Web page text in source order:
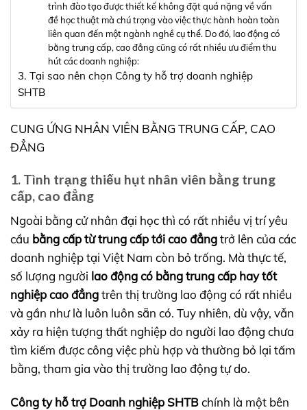
trình đào tạo được thiết kế không đặt quá nặng về vấn
đề học thuật mà chú trọng vào việc thực hành hoàn toàn
liên quan đến một ngành nghề cụ thể. Do đó, lao động có
bằng trung cấp, cao đẳng cũng có rất nhiều ưu điểm thu
hút các doanh nghiệp:
3. Tại sao nên chọn Công ty hỗ trợ doanh nghiệp
SHTB
CUNG ỨNG NHÂN VIÊN BẰNG TRUNG CẤP, CAO
ĐẲNG
1. Tình trạng thiếu hụt nhân viên bằng trung
cấp, cao đẳng
Ngoài bằng cử nhân đại học thì có rất nhiều vị trí yêu
cầu bằng cấp từ trung cấp tới cao đẳngtrở lên của các
doanh nghiệp tại Việt Nam còn bỏ trống. Mà thực tế,
số lượng người lao động có bằng trung cấp hay tốt
nghiệp cao đẳngtrên thị trường lao động có rất nhiều
và gần như là luôn luôn sẵn có. Tuy nhiên, dù vậy, vẫn
xảy ra hiện tượng thất nghiệp do người lao động chưa
tìm kiếm được công việc phù hợp và thường bỏ lại tấm
bằng, tham gia vào thị trường lao động tự do.
Công ty hỗ trợ Doanh nghiệp SHTBchính là một bên